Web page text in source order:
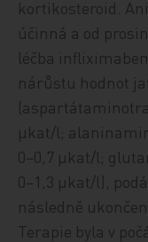
kortikosteroid.
účinná a od
léčba
nárůstu hodnot
μkat/l;
0−0,7 μkat/l;
0−1,3 μkat/l),
následně
Terapie byla v